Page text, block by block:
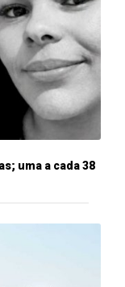
uma a cada 38